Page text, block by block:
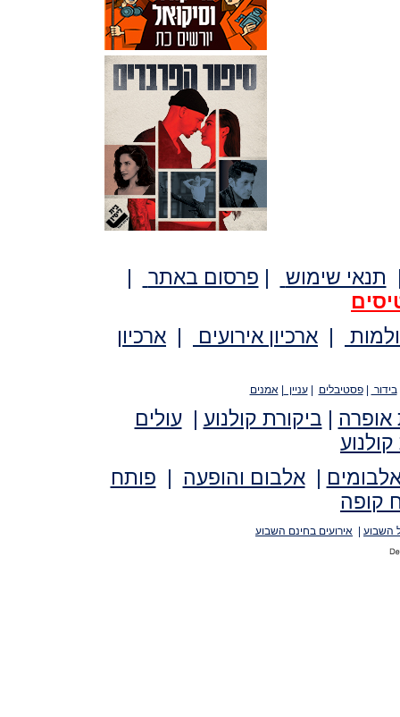
תנאי שימוש | פרסום באתר
|
| ארכיון אירועים | ארכיון
בידור |פסטיבלים |עניין |אמנים
אופרה | ביקורת קולנוע |עולים
קולנוע
|אלבום והופעה | פותח
קופה
השבוע אירועים בחינם השבוע